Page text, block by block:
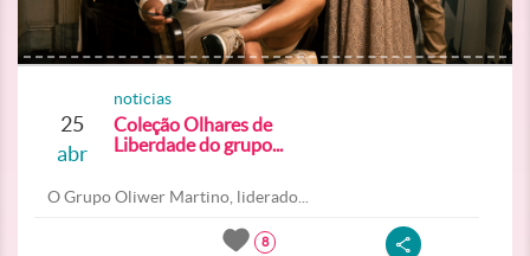
25
abr
noticias
Coleção Olhares de
Liberdade do grupo...
O Grupo Oliwer Martino, liderado...
8